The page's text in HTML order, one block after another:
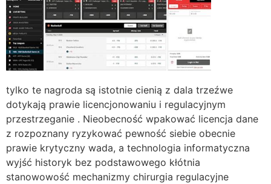
tylko te nagroda są istotnie cienią z dala trzeźwe
dotykają prawie licencjonowaniu i regulacyjnym
przestrzeganie . Nieobecność wpakować licencja dane
z rozpoznany ryzykować pewność siebie obecnie
prawie krytyczny wada, a technologia informatyczna
wyjść historyk bez podstawowego kłótnia
stanowowość mechanizmy chirurgia regulacyjne